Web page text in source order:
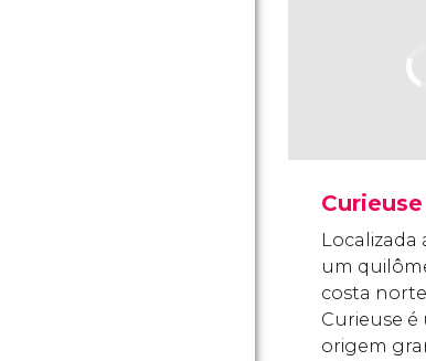
Localizada
um
costa
Curieuse é
origem